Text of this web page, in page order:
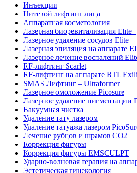
Инъекции
Нитевой лифтинг лица
Аппаратная косметология
Лазерная биоревитализация Elite+
Лазерное удаление сосудов Elite+
Лазерная эпиляция на аппарате
Лазерное лечение воспалений
RF-лифтинг Scarlet
RF-лифтинг на аппарате BTL
SMAS Лифтинг – Ultraformer
Лазерное омоложение Picosure
Лазерное удаление пигментации
Вакуумная чистка
Удаление тату лазером
Удаление татуажа лазером
Лечение рубцов и шрамов CO2
Коррекция фигуры
Коррекция фигуры EMSCULPT
Ударно-волновая терапия на
Эстетическая гинекология